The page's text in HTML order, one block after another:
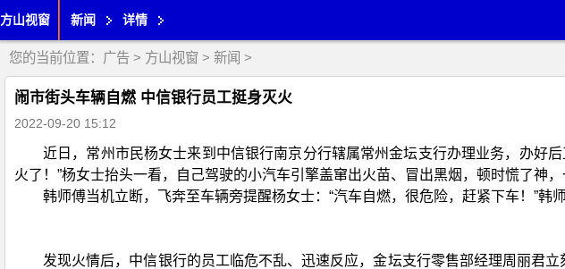
方山视窗 新闻 详情
您的当前位置： 广告 > 方山视窗 > 新闻 >
闹市街头车辆自燃 中信银行员工挺身灭火
2022-09-20 15:12
近日，常州市民杨女士来到中信银行南京分行辖属常州金坛支行办理业务，办好
火了！”杨女士抬头一看，自己驾驶的小汽车引擎盖窜出火苗、冒出黑烟，顿时慌了神，
韩师傅当机立断，飞奔至车辆旁提醒杨女士：“汽车自燃，很危险，赶紧下车！”韩
发现火情后，中信银行的员工临危不乱、迅速反应，金坛支行零售部经理周丽君